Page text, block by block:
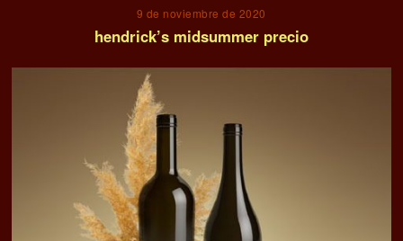
9 de noviembre de 2020
hendrick’s midsummer precio